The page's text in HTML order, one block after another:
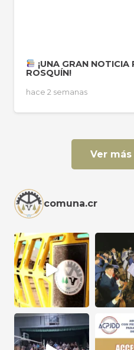
¡UNA GRAN
ROSQUÍN!
hace 2 semanas
Ver
comuna.cr